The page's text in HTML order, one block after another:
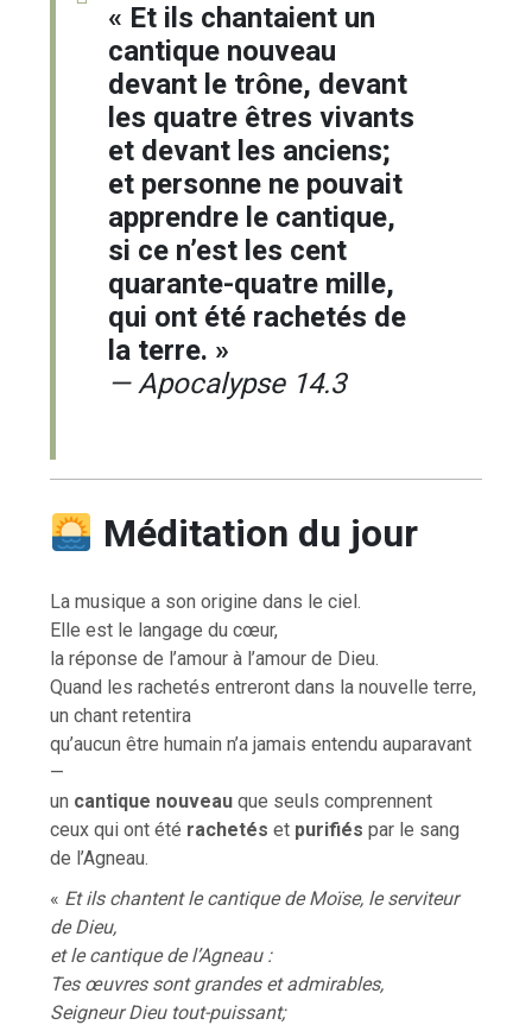
« Et ils chantaient un
cantique nouveau
devant le trône, devant
les quatre êtres vivants
et devant les anciens;
et personne ne pouvait
apprendre le cantique,
si ce n’est les cent
quarante-quatre mille,
qui ont été rachetés de
la terre. »
— Apocalypse 14.3
Méditation du jour
La musique a son origine dans le ciel.
Elle est le langage du cœur,
la réponse de l’amour à l’amour de Dieu.
Quand les rachetés entreront dans la nouvelle terre,
un chant retentira
qu’aucun être humain n’a jamais entendu auparavant
—
un cantique nouveau que seuls comprennent
ceux qui ont été rachetés et purifiés par le sang
de l’Agneau.
« Et ils chantent le cantique de Moïse, le serviteur
de Dieu,
et le cantique de l’Agneau :
Tes œuvres sont grandes et admirables,
Seigneur Dieu tout-puissant;